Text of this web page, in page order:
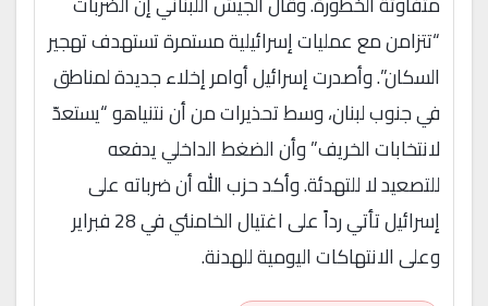
“تتزامن مع عمليات إسرائيلية مستمرة تستهدف تهجير
السكان”. وأصدرت إسرائيل أوامر إخلاء جديدة لمناطق
في جنوب لبنان، وسط تحذيرات من أن نتنياهو “يستعدّ
لانتخابات الخريف” وأن الضغط الداخلي يدفعه
للتصعيد لا للتهدئة. وأكد حزب الله أن ضرباته على
إسرائيل تأتي رداً على اغتيال الخامنئي في 28 فبراير
وعلى الانتهاكات اليومية للهدنة.